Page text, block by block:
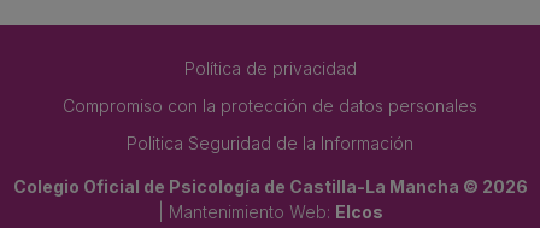
Política de privacidad
Compromiso con la protección de datos personales
Politica Seguridad de la Información
Colegio Oficial de Psicología de Castilla-La Mancha © 2026
| Mantenimiento Web: Elcos